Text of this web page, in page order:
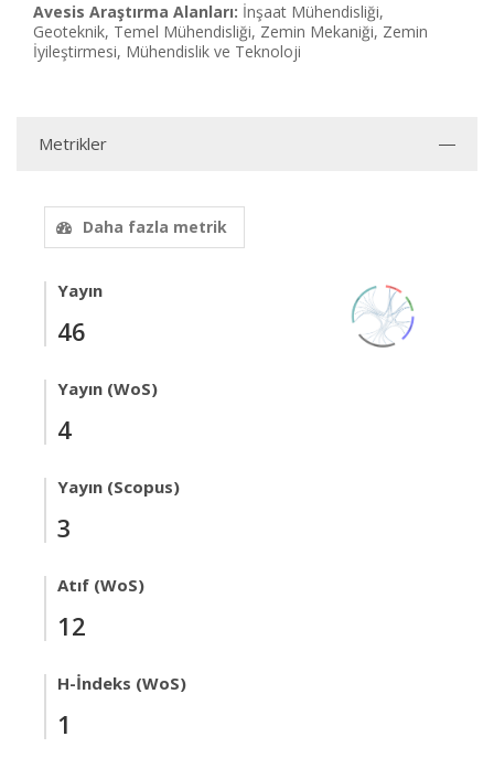
Avesis Araştırma Alanları: İnşaat Mühendisliği,
Geoteknik, Temel Mühendisliği, Zemin Mekaniği, Zemin
İyileştirmesi, Mühendislik ve Teknoloji
Metrikler
Daha fazla metrik
Yayın
46
Yayın (WoS)
4
Yayın (Scopus)
3
Atıf (WoS)
12
H-İndeks (WoS)
1